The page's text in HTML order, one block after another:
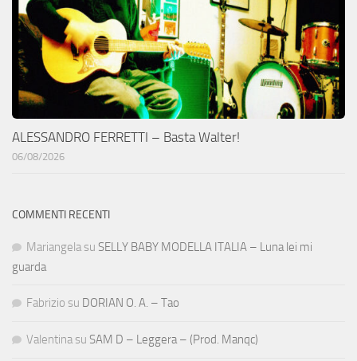
ALESSANDRO FERRETTI – Basta Walter!
06/08/2026
COMMENTI RECENTI
Mariangela su SELLY BABY MODELLA ITALIA – Luna lei mi
guarda
Fabrizio su DORIAN O. A. – Tao
Valentina su SAM D – Leggera – (Prod. Manqc)